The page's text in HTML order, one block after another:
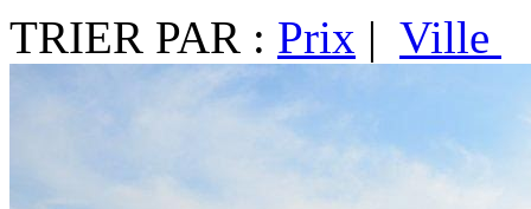
TRIER PAR : Prix | Ville